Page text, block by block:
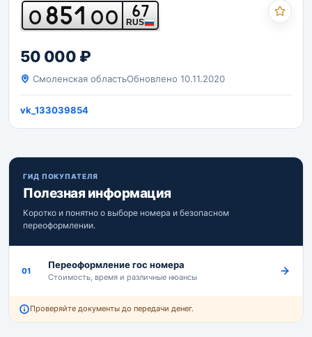
О851ОО 67
RUS
50 000 ₽
Смоленская областьОбновлено 10.11.2020
vk_133039854
ГИД ПОКУПАТЕЛЯ
Полезная информация
Коротко и понятно о выборе номера и безопасном
переоформлении.
01
Переоформление гос номера
Стоимость, время и различные нюансы
Проверяйте документы до передачи денег.